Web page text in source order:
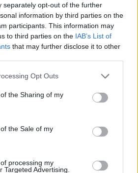
separately opt-out of the further
information by third parties on the
participants. This information may
to third parties on the IAB’s List of
that may further disclose it to other
Opt Outs
the Sharing of my
the Sale of my
processing my
Targeted Advertising.
for Italy| Esim for Spain|Esim